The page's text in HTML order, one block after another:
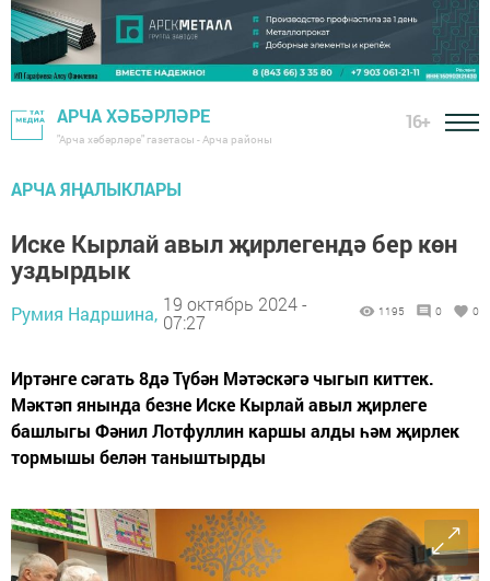
АРЧА ХӘБӘРЛӘРЕ
"Арча хәбәрләре" газетасы - Арча районы
16+
АРЧА ЯҢАЛЫКЛАРЫ
Иске Кырлай авыл җирлегендә бер көн
уздырдык
Румия Надршина, 19 октябрь 2024 -
07:27
1195 0 0
Иртәнге сәгать 8дә Түбән Мәтәскәгә чыгып киттек.
Мәктәп янында безне Иске Кырлай авыл җирлеге
башлыгы Фәнил Лотфуллин каршы алды һәм җирлек
тормышы белән таныштырды